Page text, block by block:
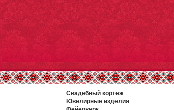
Свадебный кортеж
Ювелирные изделия